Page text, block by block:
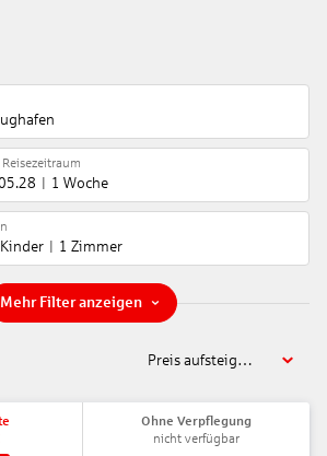
1 Woche
1 Zimmer
Mehr Filter anzeigen
Preis aufsteigend
Ohne Verpflegung
nicht verfügbar